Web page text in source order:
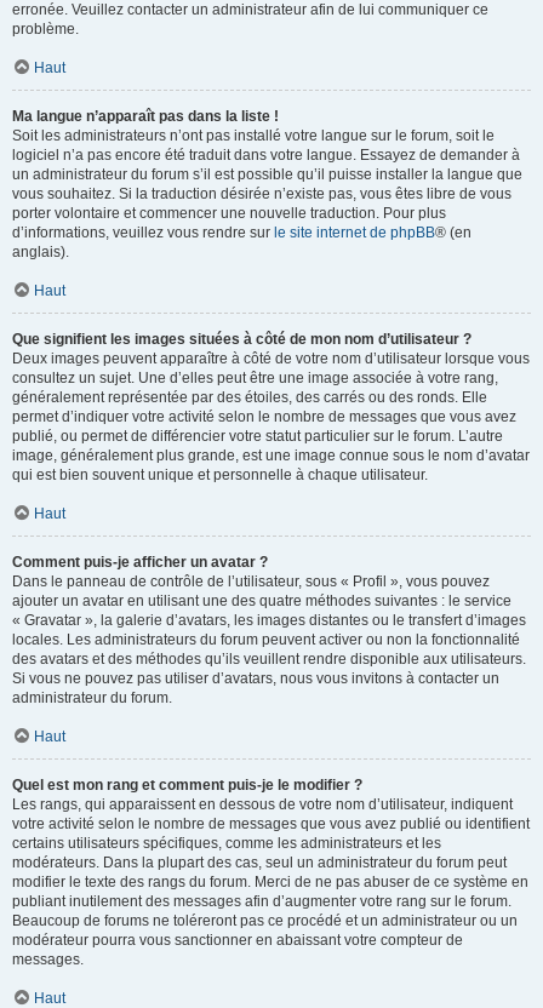
erronée. Veuillez contacter un administrateur afin de lui communiquer ce
problème.
Haut
Ma langue n’apparaît pas dans la liste !
Soit les administrateurs n’ont pas installé votre langue sur le forum, soit le
logiciel n’a pas encore été traduit dans votre langue. Essayez de demander à
un administrateur du forum s’il est possible qu’il puisse installer la langue que
vous souhaitez. Si la traduction désirée n’existe pas, vous êtes libre de vous
porter volontaire et commencer une nouvelle traduction. Pour plus
d’informations, veuillez vous rendre sur le site internet de phpBB® (en
anglais).
Haut
Que signifient les images situées à côté de mon nom d’utilisateur ?
Deux images peuvent apparaître à côté de votre nom d’utilisateur lorsque vous
consultez un sujet. Une d’elles peut être une image associée à votre rang,
généralement représentée par des étoiles, des carrés ou des ronds. Elle
permet d’indiquer votre activité selon le nombre de messages que vous avez
publié, ou permet de différencier votre statut particulier sur le forum. L’autre
image, généralement plus grande, est une image connue sous le nom d’avatar
qui est bien souvent unique et personnelle à chaque utilisateur.
Haut
Comment puis-je afficher un avatar ?
Dans le panneau de contrôle de l’utilisateur, sous « Profil », vous pouvez
ajouter un avatar en utilisant une des quatre méthodes suivantes : le service
« Gravatar », la galerie d’avatars, les images distantes ou le transfert d’images
locales. Les administrateurs du forum peuvent activer ou non la fonctionnalité
des avatars et des méthodes qu’ils veuillent rendre disponible aux utilisateurs.
Si vous ne pouvez pas utiliser d’avatars, nous vous invitons à contacter un
administrateur du forum.
Haut
Quel est mon rang et comment puis-je le modifier ?
Les rangs, qui apparaissent en dessous de votre nom d’utilisateur, indiquent
votre activité selon le nombre de messages que vous avez publié ou identifient
certains utilisateurs spécifiques, comme les administrateurs et les
modérateurs. Dans la plupart des cas, seul un administrateur du forum peut
modifier le texte des rangs du forum. Merci de ne pas abuser de ce système en
publiant inutilement des messages afin d’augmenter votre rang sur le forum.
Beaucoup de forums ne toléreront pas ce procédé et un administrateur ou un
modérateur pourra vous sanctionner en abaissant votre compteur de
messages.
Haut